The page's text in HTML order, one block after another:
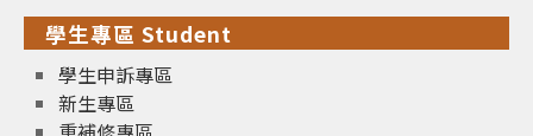
學生專區 Student
學生申訴專區
新生專區